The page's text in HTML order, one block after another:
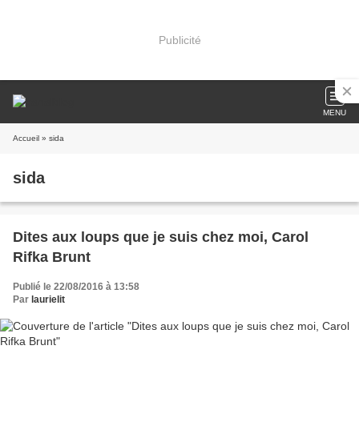
Publicité
MENU
Accueil » sida
sida
Dites aux loups que je suis chez moi, Carol
Rifka Brunt
Publié le 22/08/2016 à 13:58
Par laurielit